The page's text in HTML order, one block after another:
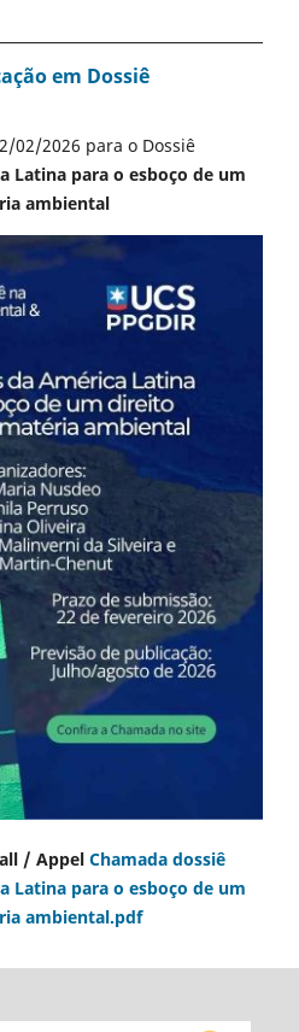
em Dossiê
02/2026 para o Dossiê
Latina para o esboço de um
ambiental
/ Appel Chamada dossiê
Latina para o esboço de um
ambiental.pdf